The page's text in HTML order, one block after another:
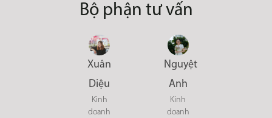
Bộ phận tư vấn
Xuân
Diệu
Kinh
doanh
Nguyệt
Anh
Kinh
doanh